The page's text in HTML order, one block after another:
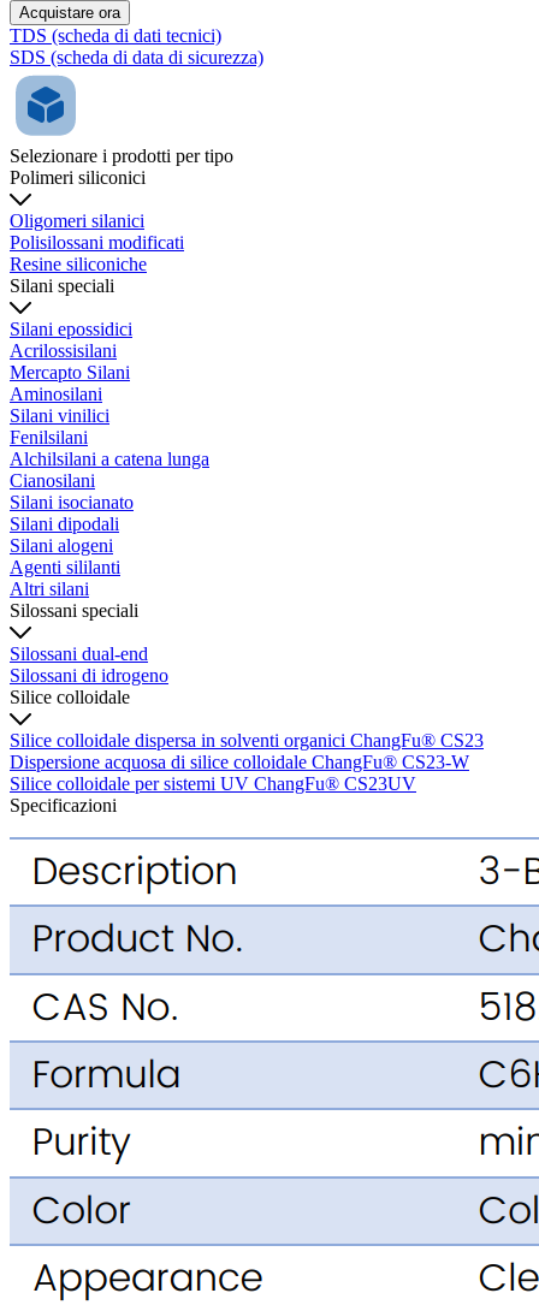
Acquistare ora
TDS (scheda di dati tecnici)
SDS (scheda di data di sicurezza)
Selezionare i prodotti per tipo
Polimeri siliconici
Oligomeri silanici
Polisilossani modificati
Resine siliconiche
Silani speciali
Silani epossidici
Acrilossisilani
Mercapto Silani
Aminosilani
Silani vinilici
Fenilsilani
Alchilsilani a catena lunga
Cianosilani
Silani isocianato
Silani dipodali
Silani alogeni
Agenti sililanti
Altri silani
Silossani speciali
Silossani dual-end
Silossani di idrogeno
Silice colloidale
Silice colloidale dispersa in solventi organici ChangFu® CS23
Dispersione acquosa di silice colloidale ChangFu® CS23-W
Silice colloidale per sistemi UV ChangFu® CS23UV
Specificazioni